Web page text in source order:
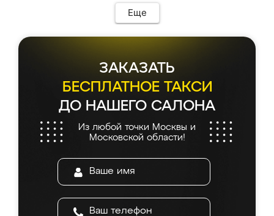
Еще
ЗАКАЗАТЬ
БЕСПЛАТНОЕ ТАКСИ
ДО НАШЕГО САЛОНА
Из любой точки Москвы и
Московской области!